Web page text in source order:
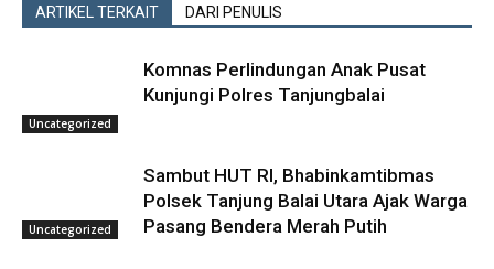
ARTIKEL TERKAIT DARI PENULIS
Uncategorized
Komnas Perlindungan Anak Pusat
Kunjungi Polres Tanjungbalai
Uncategorized
Sambut HUT RI, Bhabinkamtibmas
Polsek Tanjung Balai Utara Ajak Warga
Pasang Bendera Merah Putih